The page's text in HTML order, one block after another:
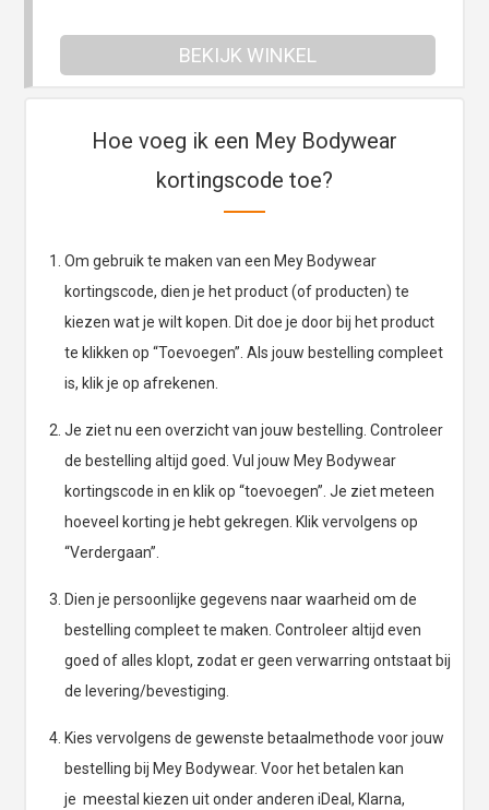
BEKIJK WINKEL
Hoe voeg ik een Mey Bodywear
kortingscode toe?
Om gebruik te maken van een Mey Bodywear
kortingscode, dien je het product (of producten) te
kiezen wat je wilt kopen. Dit doe je door bij het product
te klikken op “Toevoegen”. Als jouw bestelling compleet
is, klik je op afrekenen.
Je ziet nu een overzicht van jouw bestelling. Controleer
de bestelling altijd goed. Vul jouw Mey Bodywear
kortingscode in en klik op “toevoegen”. Je ziet meteen
hoeveel korting je hebt gekregen. Klik vervolgens op
“Verdergaan”.
Dien je persoonlijke gegevens naar waarheid om de
bestelling compleet te maken. Controleer altijd even
goed of alles klopt, zodat er geen verwarring ontstaat bij
de levering/bevestiging.
Kies vervolgens de gewenste betaalmethode voor jouw
bestelling bij Mey Bodywear. Voor het betalen kan
je meestal kiezen uit onder anderen iDeal, Klarna,